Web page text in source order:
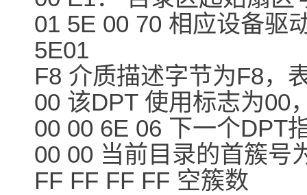
01 5E 00 70 相应设备驱
5E01
F8 介质描述字节为F8，
00 该DPT 使用标志为00
00 00 6E 06 下一个DPT
00 00 当前目录的首簇号
FF FF FF FF 空簇数